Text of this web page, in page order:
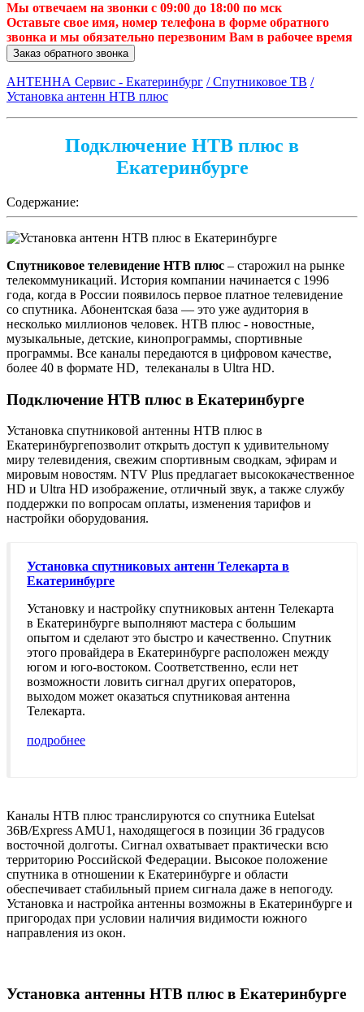
Мы отвечаем на звонки с 09:00 до 18:00 по мск
Оставьте свое имя, номер телефона в форме обратного
звонка и мы обязательно перезвоним Вам в рабочее время
Заказ обратного звонка
АНТЕННА Сервис - Екатеринбург / Спутниковое ТВ /
Установка антенн НТВ плюс
Подключение НТВ плюс в
Екатеринбурге
Содержание:
Спутниковое телевидение НТВ плюс – старожил на рынке
телекоммуникаций. История компании начинается с 1996
года, когда в России появилось первое платное телевидение
со спутника. Абонентская база — это уже аудитория в
несколько миллионов человек. НТВ плюс - новостные,
музыкальные, детские, кинопрограммы, спортивные
программы. Все каналы передаются в цифровом качестве,
более 40 в формате HD, телеканалы в Ultra HD.
Подключение НТВ плюс в Екатеринбурге
Установка спутниковой антенны НТВ плюс в
Екатеринбургепозволит открыть доступ к удивительному
миру телевидения, свежим спортивным сводкам, эфирам и
мировым новостям. NTV Plus предлагает высококачественное
HD и Ultra HD изображение, отличный звук, а также службу
поддержки по вопросам оплаты, изменения тарифов и
настройки оборудования.
Установка спутниковых антенн Телекарта в
Екатеринбурге
Установку и настройку спутниковых антенн Телекарта
в Екатеринбурге выполняют мастера с большим
опытом и сделают это быстро и качественно. Спутник
этого провайдера в Екатеринбурге расположен между
югом и юго-востоком. Соответственно, если нет
возможности ловить сигнал других операторов,
выходом может оказаться спутниковая антенна
Телекарта.
подробнее
Каналы НТВ плюс транслируются со спутника Eutelsat
36B/Express AMU1, находящегося в позиции 36 градусов
восточной долготы. Сигнал охватывает практически всю
территорию Российской Федерации. Высокое положение
спутника в отношении к Екатеринбурге и области
обеспечивает стабильный прием сигнала даже в непогоду.
Установка и настройка антенны возможны в Екатеринбурге и
пригородах при условии наличия видимости южного
направления из окон.
Установка антенны НТВ плюс в Екатеринбурге